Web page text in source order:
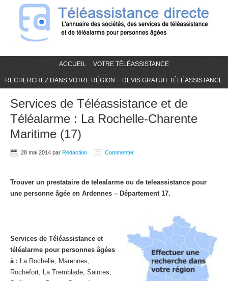
ACCUEIL VOTRE TÉLÉASSISTANCE
RECHERCHEZ DANS VOTRE RÉGION DEVIS GRATUIT TÉLÉASSISTANCE
Services de Téléassistance et de
Téléalarme : La Rochelle-Charente
Maritime (17)
28 mai 2014 par Rédaction Commenter
Trouver un prestataire de telealarme ou de teleassistance pour
une personne âgée en Ardennes – Département 17.
Services de Téléassistance et
téléalarme pour personnes âgées
à : La Rochelle, Marennes,
Rochefort, La Tremblade, Saintes,